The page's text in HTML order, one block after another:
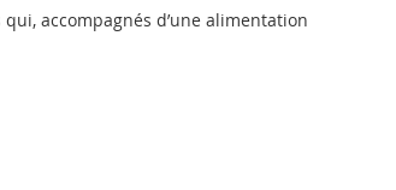
accompagnés d’une alimentation